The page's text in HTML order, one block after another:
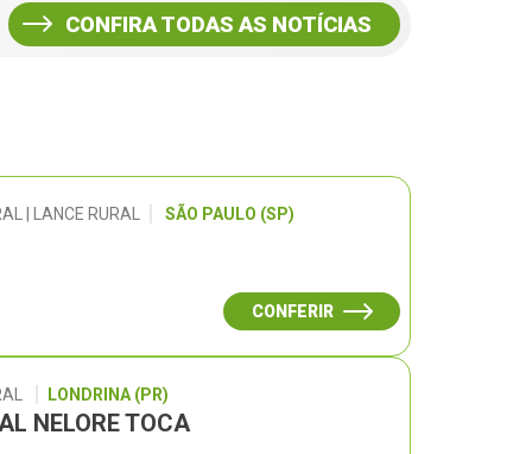
CONFIRA TODAS AS NOTÍCIAS
| LANCE RURAL SÃO PAULO (SP)
CONFERIR
LONDRINA (PR)
NELORE TOCA